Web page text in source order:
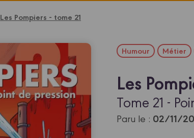
Les Pompiers - tome 21
Humour Métier
Les
Tome 21 -
Paru le : 02/11/